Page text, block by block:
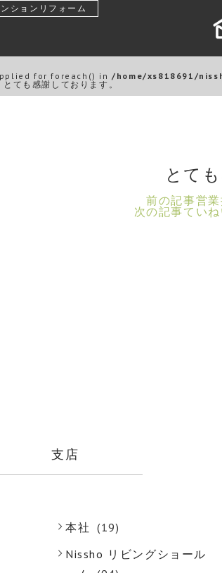
ションリフォーム
for foreach() in/home/xs818691/
とても感謝しております。
とて
前の記事営
次の記事てい
支店
本社
(19)
Nissho リビングショール